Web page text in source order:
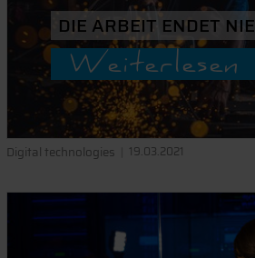
DIE ARBEIT ENDET NIE
Weiterlesen
Digital technologies 19.03.2021